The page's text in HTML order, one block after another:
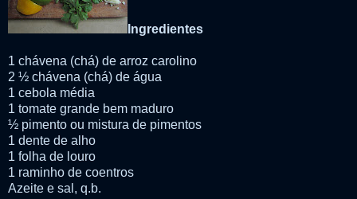
Ingredientes
1 chávena (chá) de arroz carolino
2 ½ chávena (chá) de água
1 cebola média
1 tomate grande bem maduro
½ pimento ou mistura de pimentos
1 dente de alho
1 folha de louro
1 raminho de coentros
Azeite e sal, q.b.